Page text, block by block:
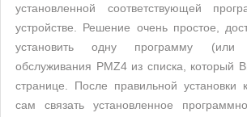
установленной соответствующей
устройстве. Решение очень простое,
установить одну программу (или
обслуживания PMZ4 из списка, который
странице. После правильной установки
сам связать установленное